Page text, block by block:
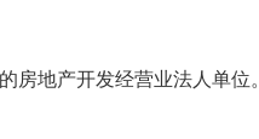
房地产开发经营业法人单位。